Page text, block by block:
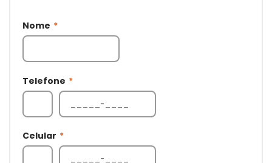
Nome *
Telefone *
Celular *